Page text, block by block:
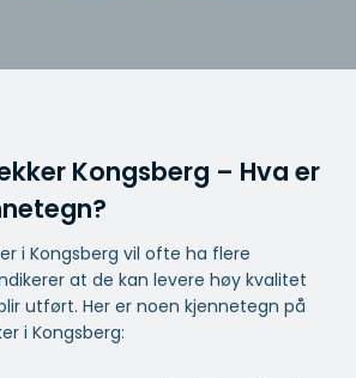
Kongsberg – Hva er
i Kongsberg vil ofte ha flere
at de kan levere høy kvalitet
utført. Her er noen kjennetegn på
i Kongsberg: